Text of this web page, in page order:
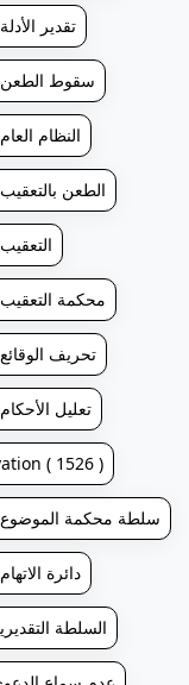
# تقدير الأدلة (
# سقوط الطعن (
# النظام العام (
# الطعن بالتعقيب (
# التعقيب (
# محكمة التعقيب (
# تحريف الوقائع (
# تعليل الأحكام (
( 1526 )
# سلطة محكمة الموضوع (
# دائرة الاتهام (
# السلطة التقديرية